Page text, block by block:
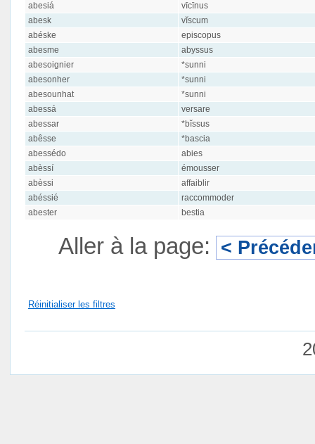
abesiá
vīcīnus
abesk
vĭscum
abéske
episcopus
abesme
abyssus
abesoignier
*sunni
abesonher
*sunni
abesounhat
*sunni
abessá
versare
abessar
*bĭssus
abêsse
*bascia
abessédo
abies
abèssí
émousser
abèssi
affaiblir
abéssié
raccommoder
abester
bestia
Aller à la page: <
Réinitialiser les filtres